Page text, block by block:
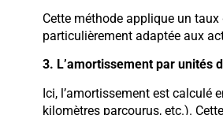
Cette méthode applique un
particulièrement adaptée aux
3. L’amortissement par unités
Ici, l’amortissement est calculé
kilomètres parcourus, etc.).